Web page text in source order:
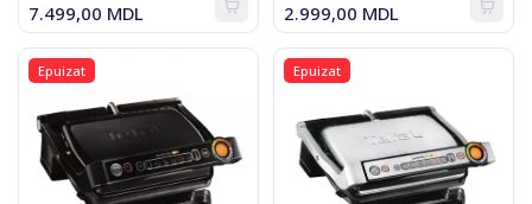
7.499,00 MDL 2.999,00 MDL
Epuizat Epuizat